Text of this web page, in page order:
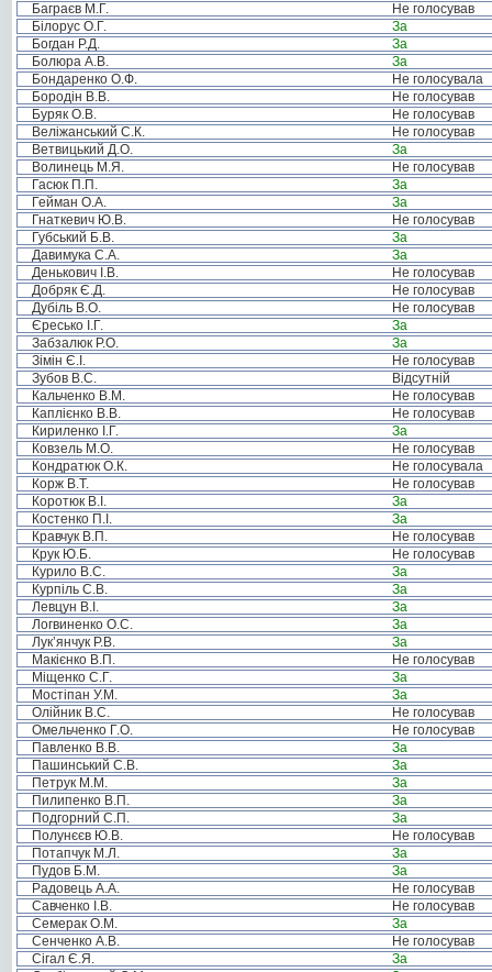
Баграєв М.Г.
Не голосував
Білорус О.Г.
За
Богдан Р.Д.
За
Болюра А.В.
За
Бондаренко О.Ф.
Не голосувала
Бородін В.В.
Не голосував
Буряк О.В.
Не голосував
Веліжанський С.К.
Не голосував
Ветвицький Д.О.
За
Волинець М.Я.
Не голосував
Гасюк П.П.
За
Гейман О.А.
За
Гнаткевич Ю.В.
Не голосував
Губський Б.В.
За
Давимука С.А.
За
Денькович І.В.
Не голосував
Добряк Є.Д.
Не голосував
Дубіль В.О.
Не голосував
Єресько І.Г.
За
Забзалюк Р.О.
За
Зімін Є.І.
Не голосував
Зубов В.С.
Відсутній
Кальченко В.М.
Не голосував
Каплієнко В.В.
Не голосував
Кириленко І.Г.
За
Ковзель М.О.
Не голосував
Кондратюк О.К.
Не голосувала
Корж В.Т.
Не голосував
Коротюк В.І.
За
Костенко П.І.
За
Кравчук В.П.
Не голосував
Крук Ю.Б.
Не голосував
Курило В.С.
За
Курпіль С.В.
За
Левцун В.І.
За
Логвиненко О.С.
За
Лук’янчук Р.В.
За
Макієнко В.П.
Не голосував
Міщенко С.Г.
За
Мостіпан У.М.
За
Олійник В.С.
Не голосував
Омельченко Г.О.
Не голосував
Павленко В.В.
За
Пашинський С.В.
За
Петрук М.М.
За
Пилипенко В.П.
За
Подгорний С.П.
За
Полунєєв Ю.В.
Не голосував
Потапчук М.Л.
За
Пудов Б.М.
За
Радовець А.А.
Не голосував
Савченко І.В.
Не голосував
Семерак О.М.
За
Сенченко А.В.
Не голосував
Сігал Є.Я.
За